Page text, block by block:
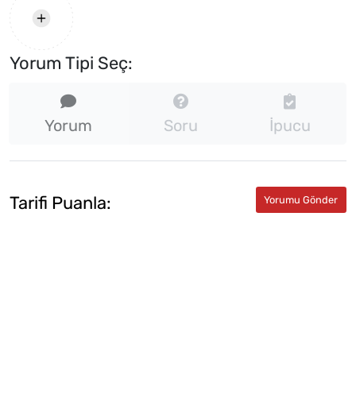
Yorum Tipi Seç:
Yorum Soru İpucu
Tarifi Puanla: